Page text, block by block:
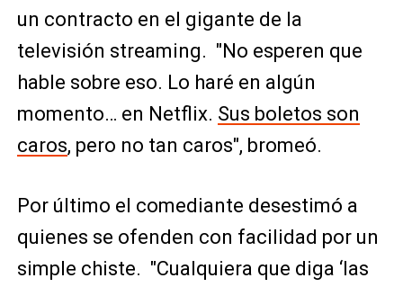
un contracto en el gigante de la
televisión streaming. "No esperen que
hable sobre eso. Lo haré en algún
momento… en Netflix. Sus boletos son
caros, pero no tan caros", bromeó.
Por último el comediante desestimó a
quienes se ofenden con facilidad por un
simple chiste. "Cualquiera que diga ‘las